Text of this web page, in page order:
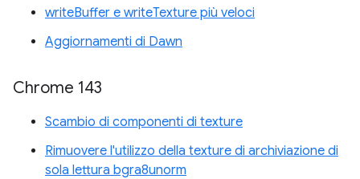
writeBuffer e writeTexture più veloci
Aggiornamenti di Dawn
Chrome 143
Scambio di componenti di texture
Rimuovere l'utilizzo della texture di archiviazione di
sola lettura bgra8unorm